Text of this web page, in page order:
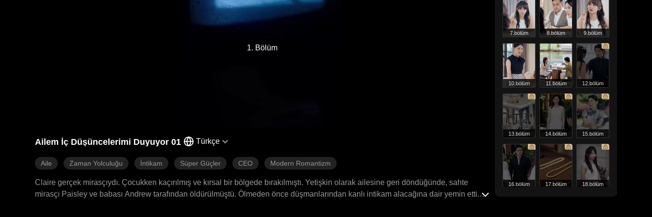
1. Bölüm
Ailem İç Düşüncelerimi Duyuyor 01 Türkçe
Aile Zaman Yolculuğu İntikam Süper Güçler CEO Modern Romantizm
Claire gerçek mirasçıydı. Çocukken kaçırılmış ve kırsal bir bölgede bırakılmıştı. Yetişkin olarak ailesine geri döndüğünde, sahte
mirasçı Paisley ve babası Andrew tarafından öldürülmüştü. Ölmeden önce düşmanlarından kanlı intikam alacağına dair yemin etti.
7.bölüm 8.bölüm 9.bölüm
10.bölüm 11.bölüm 12.bölüm
13.bölüm 14.bölüm 15.bölüm
16.bölüm 17.bölüm 18.bölüm